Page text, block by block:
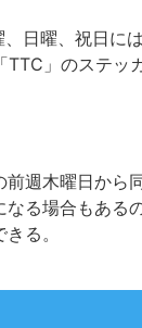
日曜、祝日に
」のステッ
週木曜日から
る場合もある
る。